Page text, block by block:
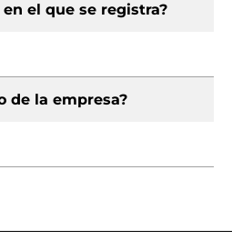
el que se registra?
de la empresa?